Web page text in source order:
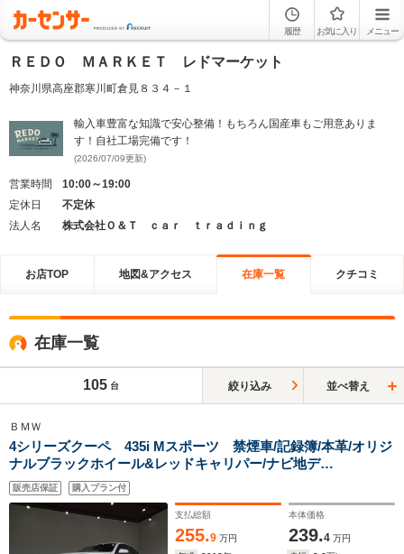
履歴 お気に入り メニュー
ＲＥＤＯ ＭＡＲＫＥＴ レドマーケット
神奈川県高座郡寒川町倉見８３４－１
輸入車豊富な知識で安心整備！もちろん国産車もご用意ありま
す！自社工場完備です！
(2026/07/09更新)
営業時間
10:00～19:00
定休日
不定休
法人名
株式会社Ｏ＆Ｔ ｃａｒ ｔｒａｄｉｎｇ
お店TOP 地図&アクセス 在庫一覧 クチコミ
在庫一覧
105 台 絞り込み 並べ替え
ＢＭＷ
4シリーズクーペ 435i Mスポーツ 禁煙車/記録簿/本革/オリジ
ナルブラックホイール&レッドキャリパー/ナビ地デ
ジ/Bluetooth/Bカメラ/LED/ETC/スマートキー/スペアキー/クル
ーズコントロール/シートヒーター/パドルシフト/インテリジェ
ントセーフティ
販売店保証 購入プラン付
支払総額
255.9 万円
本体価格
239.4 万円